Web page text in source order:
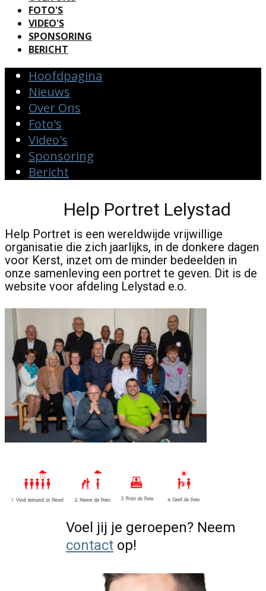
FOTO'S
VIDEO'S
SPONSORING
BERICHT
Hoofdpagina
Nieuws
Over Ons
Foto's
Video's
Sponsoring
Bericht
Help Portret Lelystad
Help Portret is een wereldwijde vrijwillige
organisatie die zich jaarlijks, in de donkere dagen
voor Kerst, inzet om de minder bedeelden in
onze samenleving een portret te geven. Dit is de
website voor afdeling Lelystad e.o.
Voel jij je geroepen? Neem
contact op!